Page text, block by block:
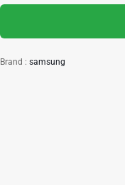
Brand :samsung
✱